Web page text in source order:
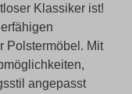
Klassiker ist!
Polstermöbel. Mit
angepasst